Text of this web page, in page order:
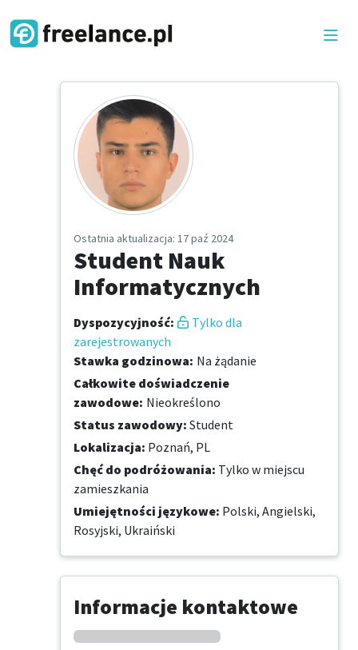
Ostatnia aktualizacja: 17 paź 2024
Student Nauk
Informatycznych
Dyspozycyjność:
Tylko dla
zarejestrowanych
Stawka godzinowa: Na żądanie
Całkowite doświadczenie
zawodowe: Nieokreślono
Status zawodowy: Student
Lokalizacja: Poznań, PL
Chęć do podróżowania: Tylko w miejscu
zamieszkania
Umiejętności językowe: Polski, Angielski,
Rosyjski, Ukraiński
Informacje kontaktowe